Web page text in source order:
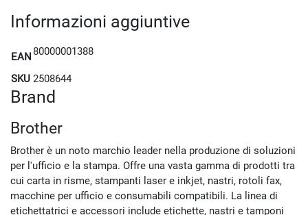
Informazioni aggiuntive
EAN 80000001388
SKU 2508644
Brand
Brother
Brother è un noto marchio leader nella produzione di soluzioni
per l'ufficio e la stampa. Offre una vasta gamma di prodotti tra
cui carta in risme, stampanti laser e inkjet, nastri, rotoli fax,
macchine per ufficio e consumabili compatibili. La linea di
etichettatrici e accessori include etichette, nastri e tamponi